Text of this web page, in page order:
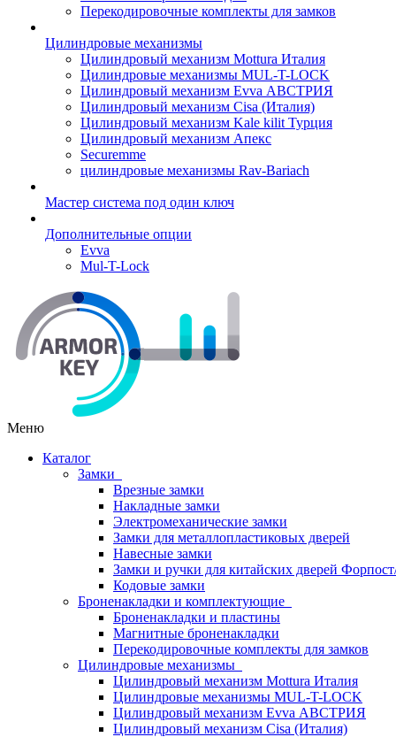
Перекодировочные комплекты для замков
Цилиндровые механизмы
Цилиндровый механизм Mottura Италия
Цилиндровые механизмы MUL-T-LOCK
Цилиндровый механизм Evva АВСТРИЯ
Цилиндровый механизм Cisa (Италия)
Цилиндровый механизм Kale kilit Турция
Цилиндровый механизм Апекс
Securemme
цилиндровые механизмы Rav-Bariach
Мастер система под один ключ
Дополнительные опции
Evva
Mul-T-Lock
Меню
Каталог
Замки
Врезные замки
Накладные замки
Электромеханические замки
Замки для металлопластиковых дверей
Навесные замки
Замки и ручки для китайских дверей
Кодовые замки
Броненакладки и комплектующие
Броненакладки и пластины
Магнитные броненакладки
Перекодировочные комплекты для замков
Цилиндровые механизмы
Цилиндровый механизм Mottura Италия
Цилиндровые механизмы MUL-T-LOCK
Цилиндровый механизм Evva АВСТРИЯ
Цилиндровый механизм Cisa (Италия)